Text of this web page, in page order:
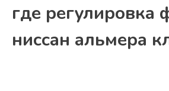
где регулировка
ниссан альмера